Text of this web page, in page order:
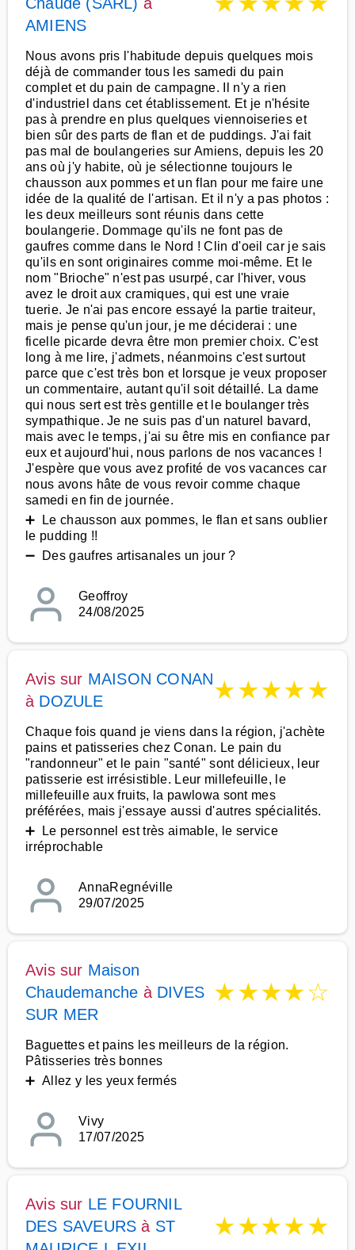
AMIENS
Nous avons pris l'habitude depuis quelques mois
déjà de commander tous les samedi du pain
complet et du pain de campagne. Il n'y a rien
d'industriel dans cet établissement. Et je n'hésite
pas à prendre en plus quelques viennoiseries et
bien sûr des parts de flan et de puddings. J'ai fait
pas mal de boulangeries sur Amiens, depuis les 20
ans où j'y habite, où je sélectionne toujours le
chausson aux pommes et un flan pour me faire une
idée de la qualité de l'artisan. Et il n'y a pas photos :
les deux meilleurs sont réunis dans cette
boulangerie. Dommage qu'ils ne font pas de
gaufres comme dans le Nord ! Clin d'oeil car je sais
qu'ils en sont originaires comme moi-même. Et le
nom "Brioche" n'est pas usurpé, car l'hiver, vous
avez le droit aux cramiques, qui est une vraie
tuerie. Je n'ai pas encore essayé la partie traiteur,
mais je pense qu'un jour, je me déciderai : une
ficelle picarde devra être mon premier choix. C'est
long à me lire, j'admets, néanmoins c'est surtout
parce que c'est très bon et lorsque je veux proposer
un commentaire, autant qu'il soit détaillé. La dame
qui nous sert est très gentille et le boulanger très
sympathique. Je ne suis pas d'un naturel bavard,
mais avec le temps, j'ai su être mis en confiance par
eux et aujourd'hui, nous parlons de nos vacances !
J'espère que vous avez profité de vos vacances car
nous avons hâte de vous revoir comme chaque
samedi en fin de journée.
➕ Le chausson aux pommes, le flan et sans oublier
le pudding !!
➖ Des gaufres artisanales un jour ?
Geoffroy
24/08/2025
Avis sur MAISON CONAN
à DOZULE ★★★★★
Chaque fois quand je viens dans la région, j'achète
pains et patisseries chez Conan. Le pain du
"randonneur" et le pain "santé" sont délicieux, leur
patisserie est irrésistible. Leur millefeuille, le
millefeuille aux fruits, la pawlowa sont mes
préférées, mais j'essaye aussi d'autres spécialités.
➕ Le personnel est très aimable, le service
irréprochable
AnnaRegnéville
29/07/2025
Avis sur Maison
Chaudemanche à DIVES
SUR MER
★★★★☆
Baguettes et pains les meilleurs de la région.
Pâtisseries très bonnes
➕ Allez y les yeux fermés
Vivy
17/07/2025
Avis sur LE FOURNIL
DES SAVEURS à ST
★★★★★